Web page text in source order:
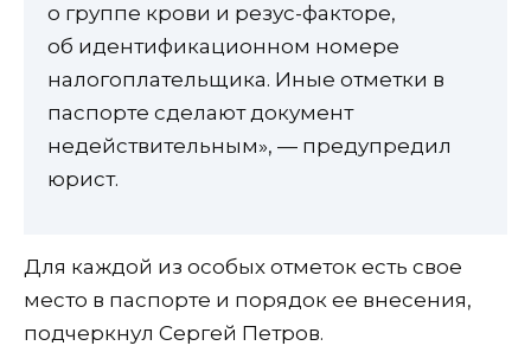
о группе крови и резус-факторе,
об идентификационном номере
налогоплательщика. Иные отметки в
паспорте сделают документ
недействительным», — предупредил
юрист.
Для каждой из особых отметок есть свое
место в паспорте и порядок ее внесения,
подчеркнул Сергей Петров.